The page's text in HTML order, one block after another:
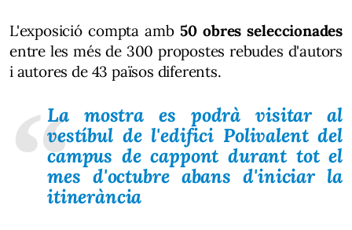
L'exposició compta amb50 obres seleccionades
entre les més de 300 propostes rebudes d'autors
i autores de 43 països diferents.
La mostra es podrà visitar al
vestíbul de l'edifici Polivalent del
campus de cappont durant tot el
mes d'octubre abans d'iniciar la
itinerància